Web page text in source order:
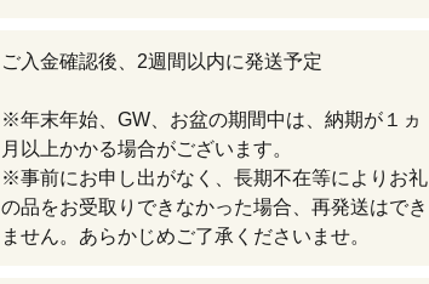
ご入金確認後、2週間以内に発送予定
※年末年始、GW、お盆の期間中は、納期が１ヵ
月以上かかる場合がございます。
※事前にお申し出がなく、長期不在等によりお礼
の品をお受取りできなかった場合、再発送はでき
ません。あらかじめご了承くださいませ。